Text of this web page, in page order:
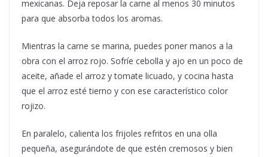
mexicanas. Deja reposar la carne al menos 30 minutos
para que absorba todos los aromas.
Mientras la carne se marina, puedes poner manos a la
obra con el arroz rojo. Sofríe cebolla y ajo en un poco de
aceite, añade el arroz y tomate licuado, y cocina hasta
que el arroz esté tierno y con ese característico color
rojizo.
En paralelo, calienta los frijoles refritos en una olla
pequeña, asegurándote de que estén cremosos y bien